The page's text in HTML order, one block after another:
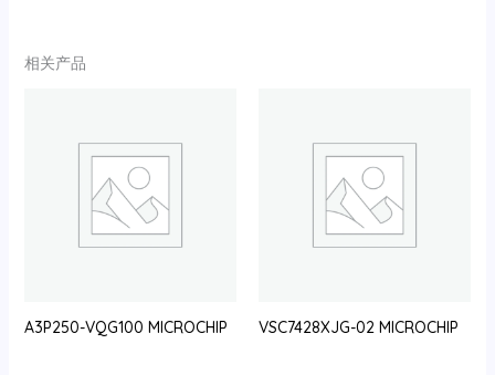
相关产品
A3P250-VQG100 MICROCHIP VSC7428XJG-02 MICROCHIP